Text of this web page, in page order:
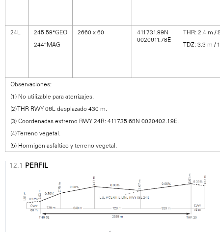
24L
245.59°GEO
244°MAG
2660 x 60
411731.99N
0020611.78E
THR: 2.4 m /
TDZ: 3.3 m /
Observaciones:
(1) No utilizable para aterrizajes.
(2) THR RWY 06L desplazado 430 m.
(3) Coordenadas extremo RWY 24R: 411735.68N 0020402.19E.
(4) Terreno vegetal.
(5) Hormigón asfáltico y terreno vegetal.
PERFIL